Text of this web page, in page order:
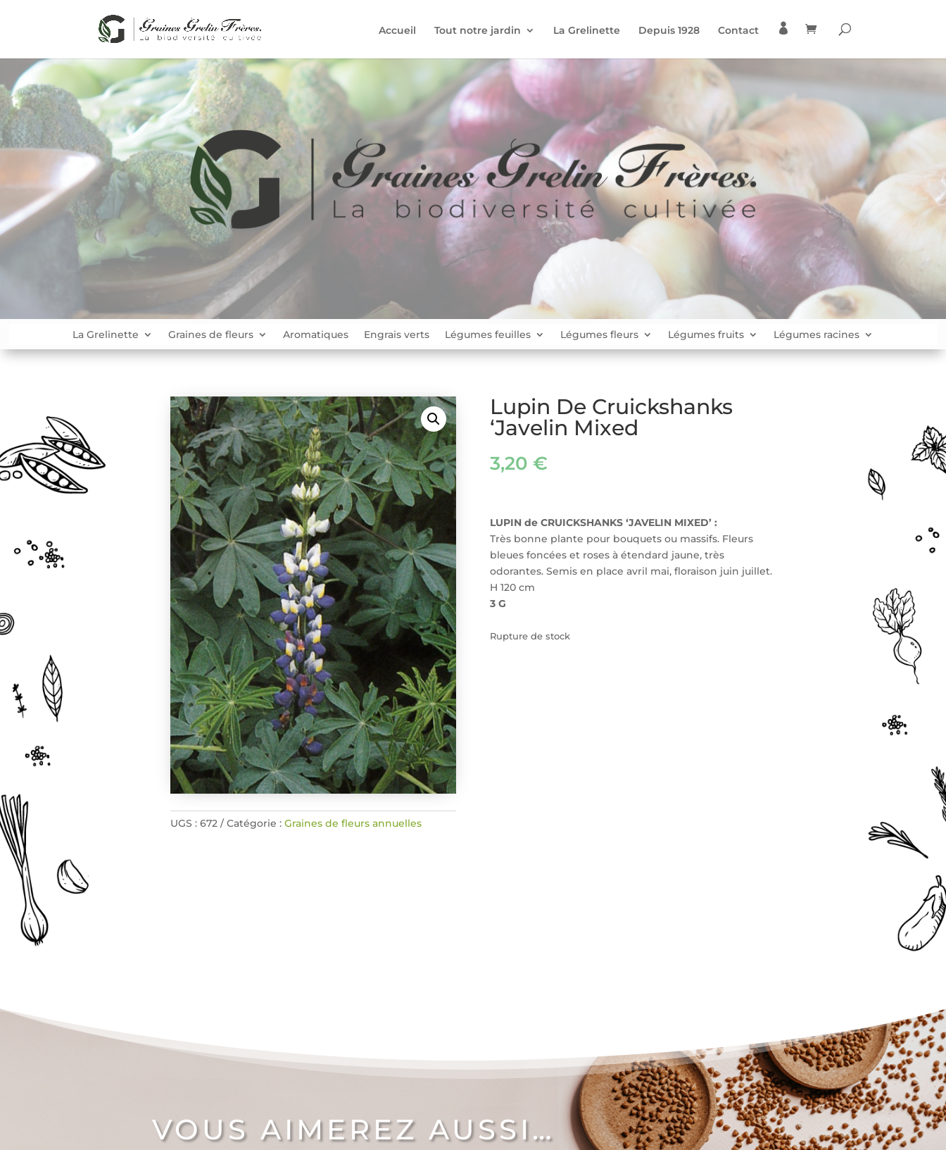
Accueil Tout notre jardin La Grelinette Depuis 1928 Contact 
La Grelinette Graines de fleurs Aromatiques Engrais verts Légumes feuilles Légumes fleurs Légumes fruits Légumes racines
UGS : 672 Catégorie : Graines de fleurs annuelles
Lupin De Cruickshanks
‘Javelin Mixed
3,20 €
LUPIN de CRUICKSHANKS ‘JAVELIN MIXED’ :
Très bonne plante pour bouquets ou massifs. Fleurs
bleues foncées et roses à étendard jaune, très
odorantes. Semis en place avril mai, floraison juin juillet.
H 120 cm
3 G
Rupture de stock
VOUS AIMEREZ AUSSI…